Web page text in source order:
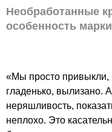
Необработанные
особенность
«Мы просто привыкли,
гладенько, вылизано.
неряшливость,
неплохо. Это